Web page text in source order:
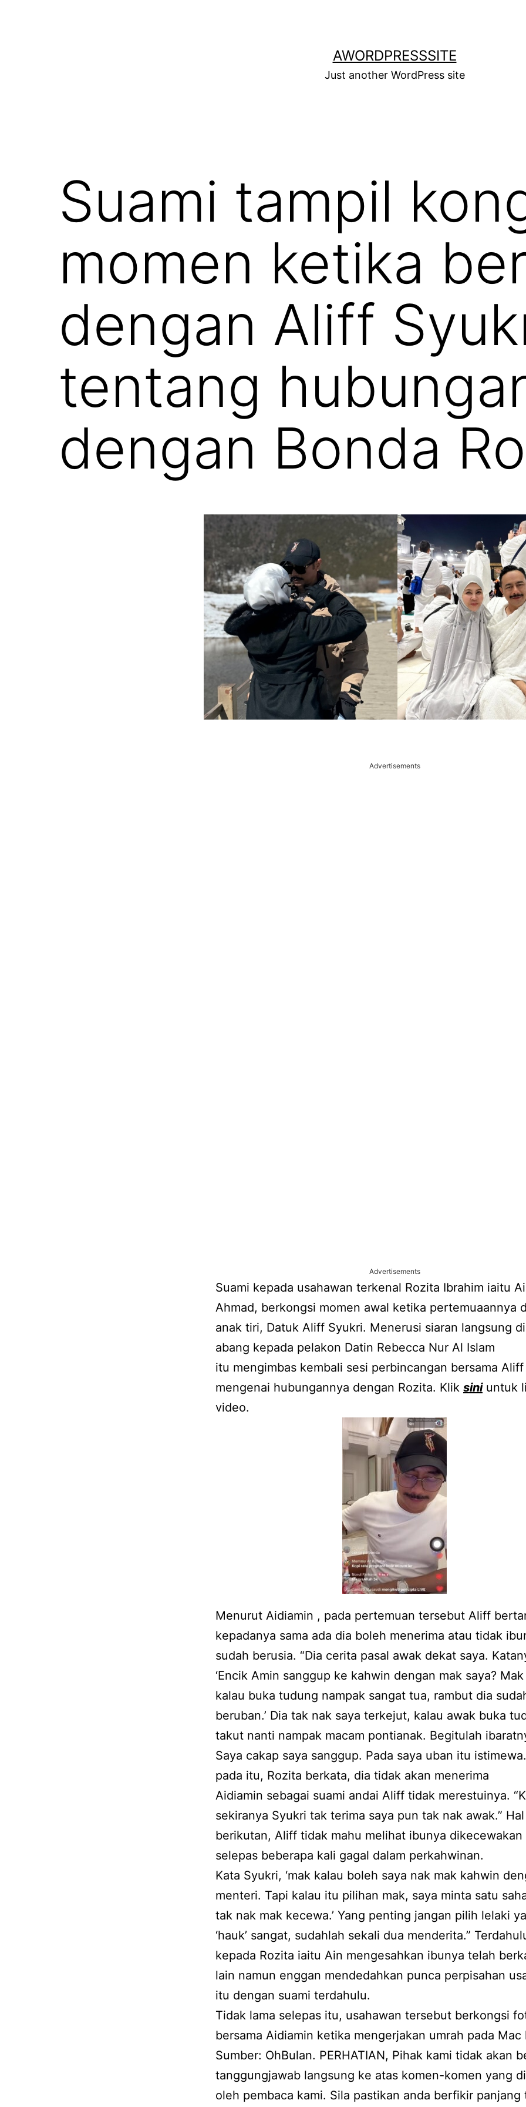
AWORDPRESSSITE
Just another WordPress site
Suami tampil
momen ketika
dengan Aliff
tentang
dengan Bonda
Advertisements
Advertisements
Suami kepada usahawan terkenal Rozita Ibrahim iaitu
Ahmad, berkongsi momen awal ketika pertemuaannya
anak tiri, Datuk Aliff Syukri. Menerusi siaran langsung
abang kepada pelakon Datin Rebecca Nur Al Islam
itu mengimbas kembali sesi perbincangan bersama Aliff
mengenai hubungannya dengan Rozita. Klik siniuntuk
video.
Menurut Aidiamin , pada pertemuan tersebut Aliff
kepadanya sama ada dia boleh menerima atau tidak
sudah berusia. “Dia cerita pasal awak dekat saya.
‘Encik Amin sanggup ke kahwin dengan mak saya? Mak
kalau buka tudung nampak sangat tua, rambut dia
beruban.’ Dia tak nak saya terkejut, kalau awak buka
takut nanti nampak macam pontianak. Begitulah
Saya cakap saya sanggup. Pada saya uban itu
pada itu, Rozita berkata, dia tidak akan menerima
Aidiamin sebagai suami andai Aliff tidak merestuinya.
sekiranya Syukri tak terima saya pun tak nak awak.”
berikutan, Aliff tidak mahu melihat ibunya dikecewakan
selepas beberapa kali gagal dalam perkahwinan.
Kata Syukri, ‘mak kalau boleh saya nak mak kahwin
menteri. Tapi kalau itu pilihan mak, saya minta satu
tak nak mak kecewa.’ Yang penting jangan pilih lelaki
‘hauk’ sangat, sudahlah sekali dua menderita.”
kepada Rozita iaitu Ain mengesahkan ibunya telah
lain namun enggan mendedahkan punca perpisahan
itu dengan suami terdahulu.
Tidak lama selepas itu, usahawan tersebut berkongsi
bersama Aidiamin ketika mengerjakan umrah pada Mac
Sumber: OhBulan. PERHATIAN, Pihak kami tidak akan
tanggungjawab langsung ke atas komen-komen yang
oleh pembaca kami. Sila pastikan anda berfikir panjang